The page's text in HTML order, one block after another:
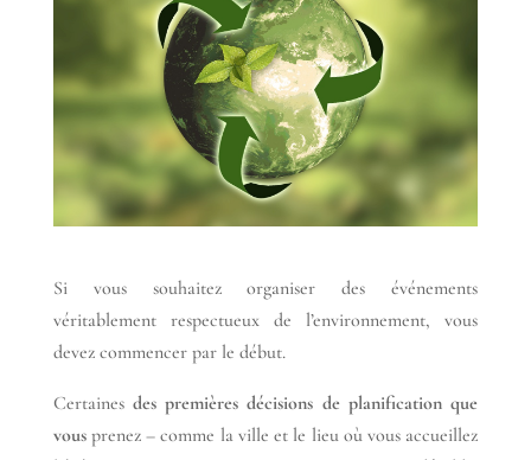
Si vous souhaitez organiser des événements
véritablement respectueux de l’environnement, vous
devez commencer par le début.
Certainesdes premières décisions de planification que
vousprenez – comme la ville et le lieu où vous accueillez